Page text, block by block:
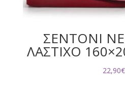
ΣΕΝΤΟΝΙ
ΛΑΣΤΙΧΟ
22,90€